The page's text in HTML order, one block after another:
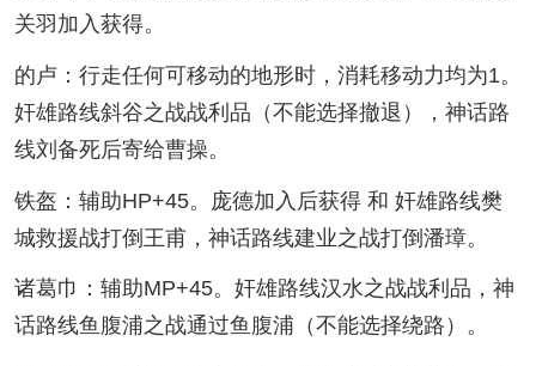
关羽加入获得。
的卢：行走任何可移动的地形时，消耗移动力均为1。
奸雄路线斜谷之战战利品（不能选择撤退），神话路
线刘备死后寄给曹操。
铁盔：辅助HP+45。庞德加入后获得 和 奸雄路线樊
城救援战打倒王甫，神话路线建业之战打倒潘璋。
诸葛巾：辅助MP+45。奸雄路线汉水之战战利品，神
话路线鱼腹浦之战通过鱼腹浦（不能选择绕路）。